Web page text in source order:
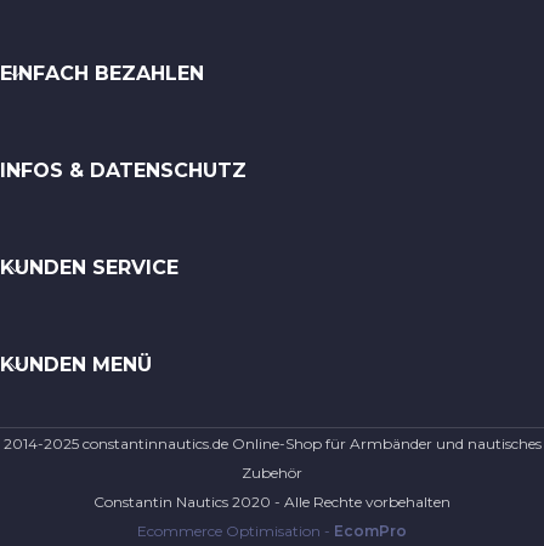
EINFACH BEZAHLEN
INFOS & DATENSCHUTZ
KUNDEN SERVICE
KUNDEN MENÜ
2014-2025 constantinnautics.de Online-Shop für Armbänder und nautisches
Zubehör
Constantin Nautics 2020 - Alle Rechte vorbehalten
Ecommerce Optimisation - EcomPro